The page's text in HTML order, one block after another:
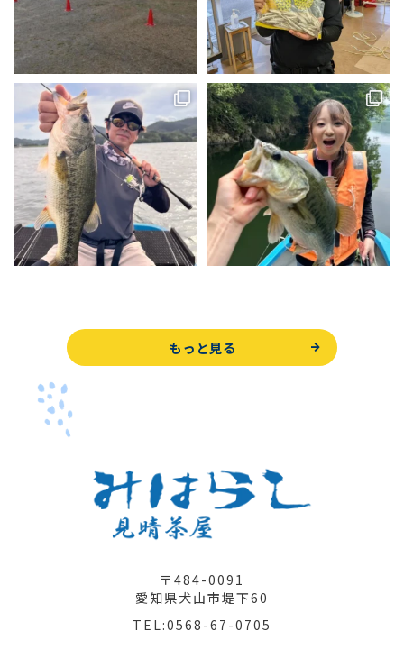
もっと見る
〒484-0091
愛知県犬山市堤下60
TEL:0568-67-0705